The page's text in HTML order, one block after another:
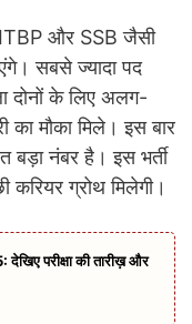
ITBP और SSB जैसी
सबसे ज्यादा पद
दोनों के लिए अलग-
का मौका मिले। इस बार
नंबर है। इस भर्ती
करियर ग्रोथ मिलेगी।
परीक्षा की तारीख़ और